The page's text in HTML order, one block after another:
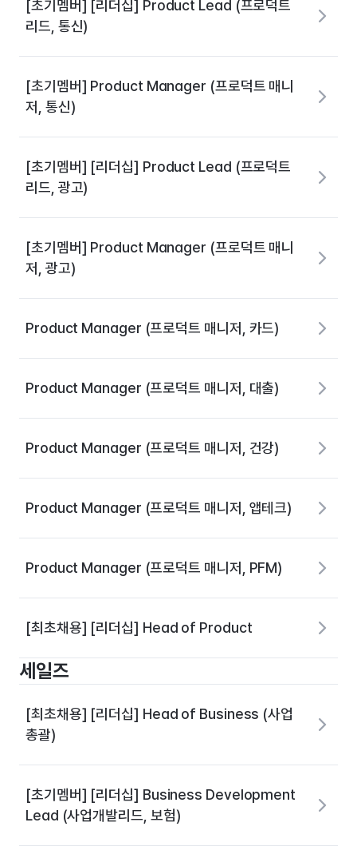
[초기멤버] [리더십] Product Lead (프로덕트
리드, 통신)
[초기멤버] Product Manager (프로덕트 매니
저, 통신)
[초기멤버] [리더십] Product Lead (프로덕트
리드, 광고)
[초기멤버] Product Manager (프로덕트 매니
저, 광고)
Product Manager (프로덕트 매니저, 카드)
Product Manager (프로덕트 매니저, 대출)
Product Manager (프로덕트 매니저, 건강)
Product Manager (프로덕트 매니저, 앱테크)
Product Manager (프로덕트 매니저, PFM)
[최초채용] [리더십] Head of Product
세일즈
[최초채용] [리더십] Head of Business (사업
총괄)
[초기멤버] [리더십] Business Development
Lead (사업개발리드, 보험)